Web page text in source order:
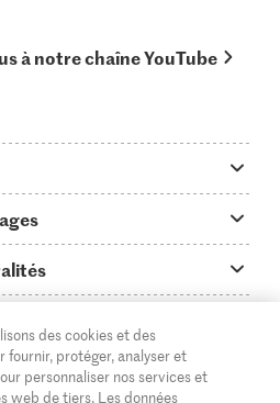
à notre chaîne YouTube
des cookies et des
fournir, protéger, analyser et
personnaliser nos services et
web de tiers. Les données